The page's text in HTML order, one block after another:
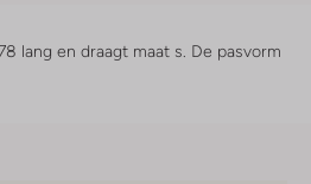
lang en draagt maat s. De pasvorm